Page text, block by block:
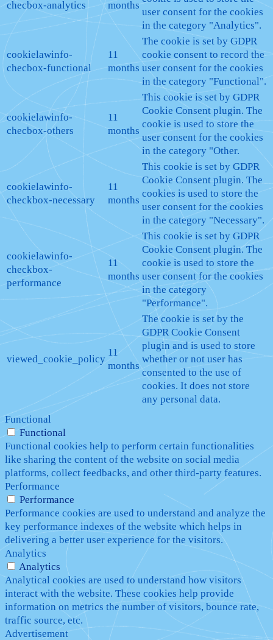
checbox-analytics
months
user consent for the cookies
in the category "Analytics".
cookielawinfo-
checbox-functional
11
months
The cookie is set by GDPR
cookie consent to record the
user consent for the cookies
in the category "Functional".
cookielawinfo-
checbox-others
11
months
This cookie is set by GDPR
Cookie Consent plugin. The
cookie is used to store the
user consent for the cookies
in the category "Other.
cookielawinfo-
checkbox-necessary
11
months
This cookie is set by GDPR
Cookie Consent plugin. The
cookies is used to store the
user consent for the cookies
in the category "Necessary".
cookielawinfo-
checkbox-
performance
11
months
This cookie is set by GDPR
Cookie Consent plugin. The
cookie is used to store the
user consent for the cookies
in the category
"Performance".
viewed_cookie_policy
11
months
The cookie is set by the
GDPR Cookie Consent
plugin and is used to store
whether or not user has
consented to the use of
cookies. It does not store
any personal data.
Functional
Functional
Functional cookies help to perform certain functionalities
like sharing the content of the website on social media
platforms, collect feedbacks, and other third-party features.
Performance
Performance
Performance cookies are used to understand and analyze the
key performance indexes of the website which helps in
delivering a better user experience for the visitors.
Analytics
Analytics
Analytical cookies are used to understand how visitors
interact with the website. These cookies help provide
information on metrics the number of visitors, bounce rate,
traffic source, etc.
Advertisement